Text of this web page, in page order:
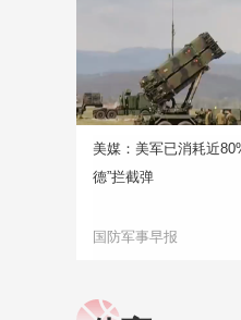
美媒：美军已消耗近
德”拦截弹
国防军事早报